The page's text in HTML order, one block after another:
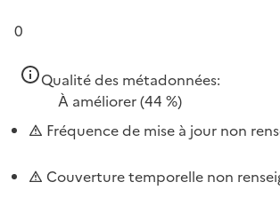
0
Qualité des métadonnées:
À améliorer(44 %)
Fréquence de mise à jour non
Couverture temporelle non